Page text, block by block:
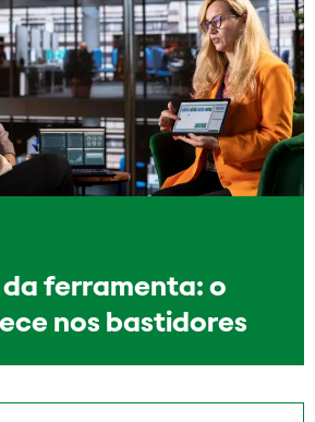
da ferramenta: o
nos bastidores